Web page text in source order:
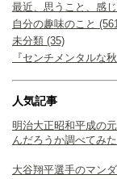
最近、思うこと、感
自分の趣味のこと
未分類 (35)
『センチメンタルな
人気記事
明治大正昭和平成の
んだろうか調べてみた
大谷翔平選手のマン